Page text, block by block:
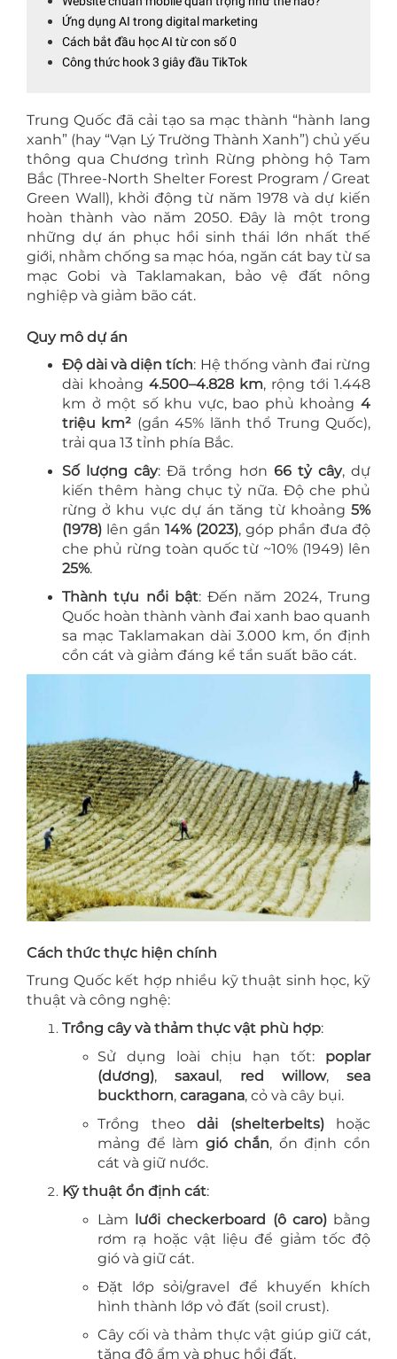
Ứng dụng AI trong digital marketing
Cách bắt đầu học AI từ con số 0
Công thức hook 3 giây đầu TikTok
Trung Quốc đã cải tạo sa mạc thành “hành lang
xanh” (hay “Vạn Lý Trường Thành Xanh”) chủ yếu
thông qua Chương trình Rừng phòng hộ Tam
Bắc (Three-North Shelter Forest Program / Great
Green Wall), khởi động từ năm 1978 và dự kiến
hoàn thành vào năm 2050. Đây là một trong
những dự án phục hồi sinh thái lớn nhất thế
giới, nhằm chống sa mạc hóa, ngăn cát bay từ sa
mạc Gobi và Taklamakan, bảo vệ đất nông
nghiệp và giảm bão cát.
Quy mô dự án
Độ dài và diện tích: Hệ thống vành đai rừng
dài khoảng 4.500–4.828 km, rộng tới 1.448
km ở một số khu vực, bao phủ khoảng 4
triệu km² (gần 45% lãnh thổ Trung Quốc),
trải qua 13 tỉnh phía Bắc.
Số lượng cây: Đã trồng hơn 66 tỷ cây, dự
kiến thêm hàng chục tỷ nữa. Độ che phủ
rừng ở khu vực dự án tăng từ khoảng 5%
(1978) lên gần 14% (2023), góp phần đưa độ
che phủ rừng toàn quốc từ ~10% (1949) lên
25%.
Thành tựu nổi bật: Đến năm 2024, Trung
Quốc hoàn thành vành đai xanh bao quanh
sa mạc Taklamakan dài 3.000 km, ổn định
cồn cát và giảm đáng kể tần suất bão cát.
Cách thức thực hiện chính
Trung Quốc kết hợp nhiều kỹ thuật sinh học, kỹ
thuật và công nghệ:
Trồng cây và thảm thực vật phù hợp:
Sử dụng loài chịu hạn tốt: poplar
(dương),saxaul, red willow, sea
buckthorn, caragana, cỏ và cây bụi.
Trồng theo dải (shelterbelts)hoặc
mảng để làm gió chắn, ổn định cồn
cát và giữ nước.
Kỹ thuật ổn định cát:
Làm lưới checkerboard (ô caro)bằng
rơm rạ hoặc vật liệu để giảm tốc độ
gió và giữ cát.
Đặt lớp sỏi/gravel để khuyến khích
hình thành lớp vỏ đất (soil crust).
Cây cối và thảm thực vật giúp giữ cát,
tăng độ ẩm và phục hồi đất.